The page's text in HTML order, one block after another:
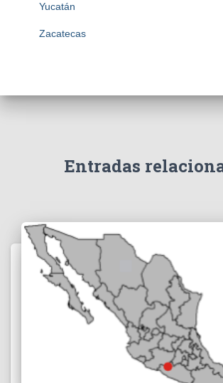
Yucatán
Zacatecas
Entradas